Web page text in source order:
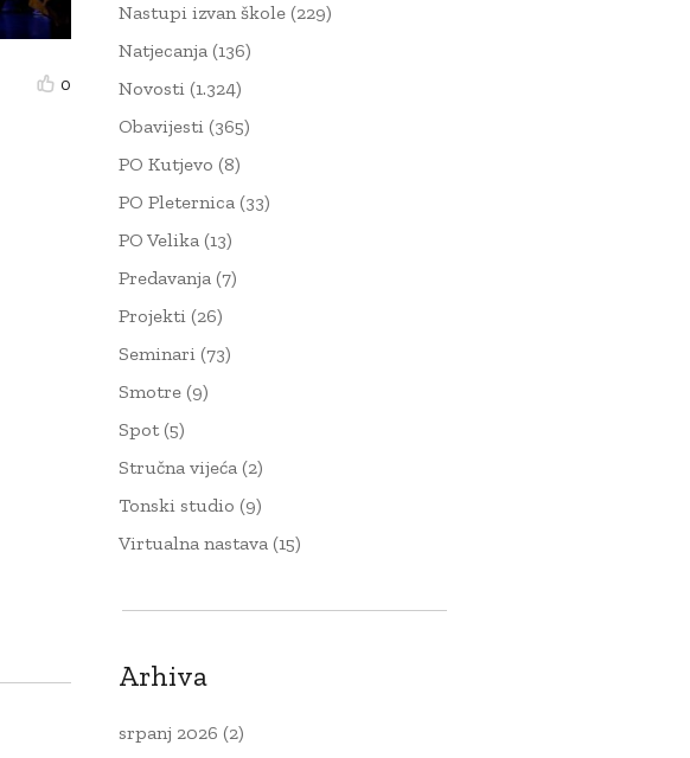
0
Nastupi izvan škole (229)
Natjecanja (136)
Novosti (1.324)
Obavijesti (365)
PO Kutjevo (8)
PO Pleternica (33)
PO Velika (13)
Predavanja (7)
Projekti (26)
Seminari (73)
Smotre (9)
Spot(5)
Stručna vijeća (2)
Tonski studio (9)
Virtualna nastava (15)
Arhiva
srpanj 2026 (2)